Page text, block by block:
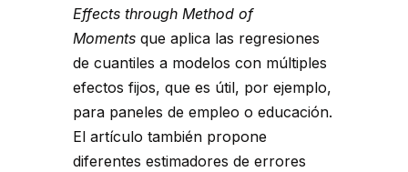
Effects through Method of
Moments que aplica las regresiones
de cuantiles a modelos con múltiples
efectos fijos, que es útil, por ejemplo,
para paneles de empleo o educación.
El artículo también propone
diferentes estimadores de errores